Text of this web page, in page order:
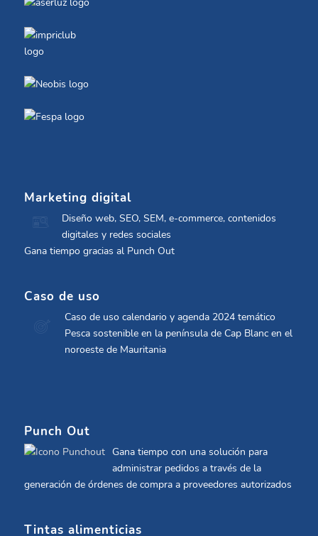
Marketing digital
Diseño web, SEO, SEM, e-commerce, contenidos
digitales y redes sociales
Gana tiempo gracias al Punch Out
Caso de uso
Caso de uso calendario y agenda 2024 temático
Pesca sostenible en la península de Cap Blanc en el
noroeste de Mauritania
Punch Out
Gana tiempo con una solución para
administrar pedidos a través de la
generación de órdenes de compra a proveedores autorizados
Tintas alimenticias